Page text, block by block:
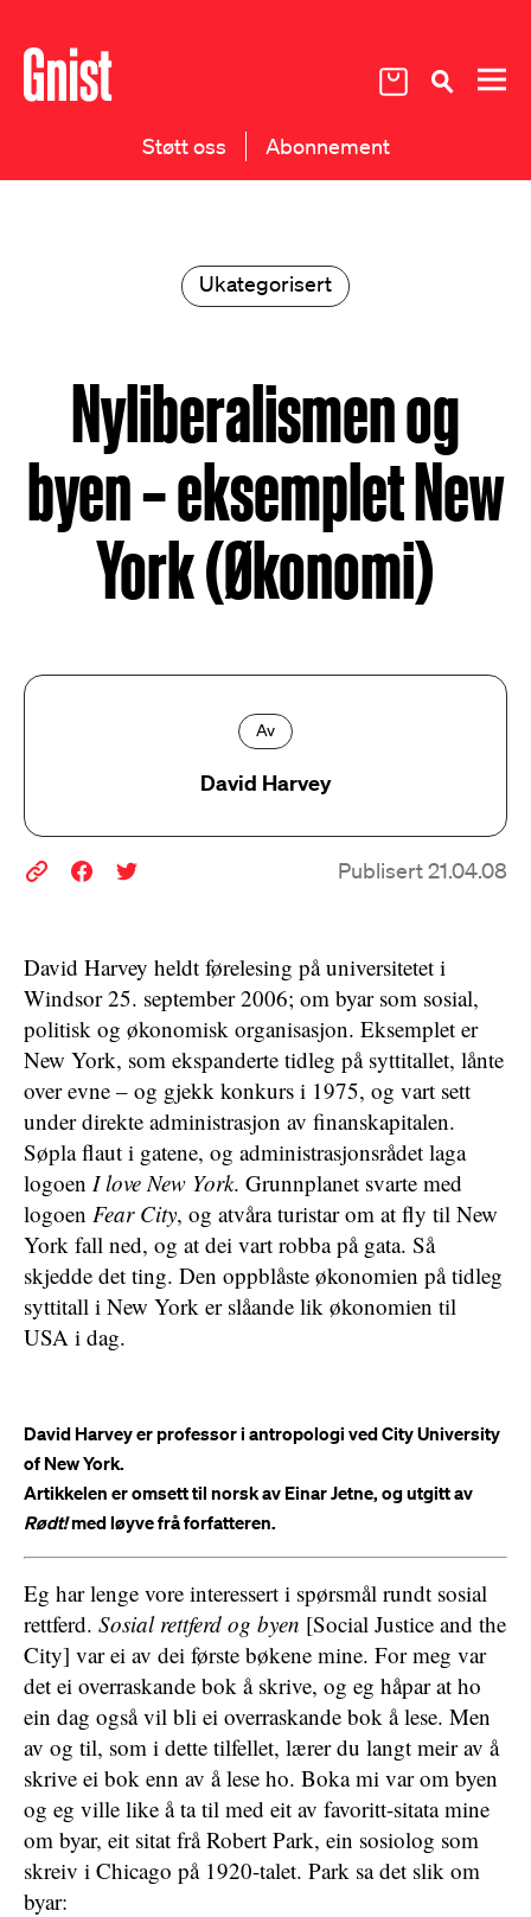
Støtt oss Abonnement
Ukategorisert
Nyliberalismen og
byen – eksemplet New
York (Økonomi)
Av
David Harvey
Publisert 21.04.08
David Harvey heldt førelesing på universitetet i
Windsor 25. september 2006; om byar som sosial,
politisk og økonomisk organisasjon. Eksemplet er
New York, som ekspanderte tidleg på syttitallet, lånte
over evne – og gjekk konkurs i 1975, og vart sett
under direkte administrasjon av finanskapitalen.
Søpla flaut i gatene, og administrasjonsrådet laga
logoen I love New York. Grunnplanet svarte med
logoen Fear City, og atvåra turistar om at fly til New
York fall ned, og at dei vart robba på gata. Så
skjedde det ting. Den oppblåste økonomien på tidleg
syttitall i New York er slåande lik økonomien til
USA i dag.
David Harvey er professor i antropologi ved City University
of New York.
Artikkelen er omsett til norsk av Einar Jetne, og utgitt av
Rødt!med løyve frå forfatteren.
Eg har lenge vore interessert i spørsmål rundt sosial
rettferd. Sosial rettferd og byen [Social Justice and the
City] var ei av dei første bøkene mine. For meg var
det ei overraskande bok å skrive, og eg håpar at ho
ein dag også vil bli ei overraskande bok å lese. Men
av og til, som i dette tilfellet, lærer du langt meir av å
skrive ei bok enn av å lese ho. Boka mi var om byen
og eg ville like å ta til med eit av favoritt-sitata mine
om byar, eit sitat frå Robert Park, ein sosiolog som
skreiv i Chicago på 1920-talet. Park sa det slik om
byar: